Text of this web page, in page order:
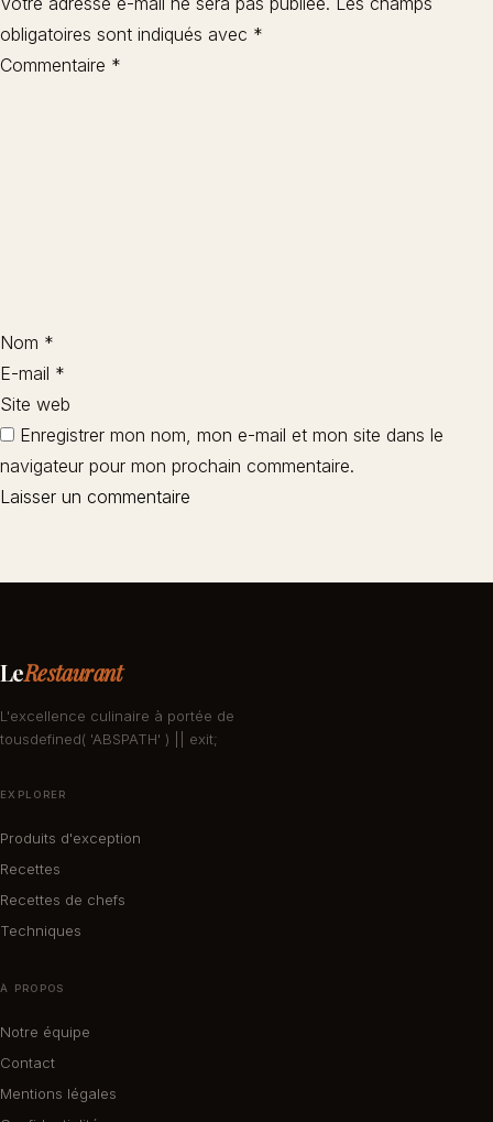
obligatoires sont indiqués avec *
Commentaire *
Nom *
E-mail *
Site web
Enregistrer mon nom, mon e-mail et mon site dans le
navigateur pour mon prochain commentaire.
LeRestaurant
L'excellence culinaire à portée de
tousdefined( 'ABSPATH' ) || exit;
EXPLORER
Produits d'exception
Recettes
Recettes de chefs
Techniques
À PROPOS
Notre équipe
Contact
Mentions légales